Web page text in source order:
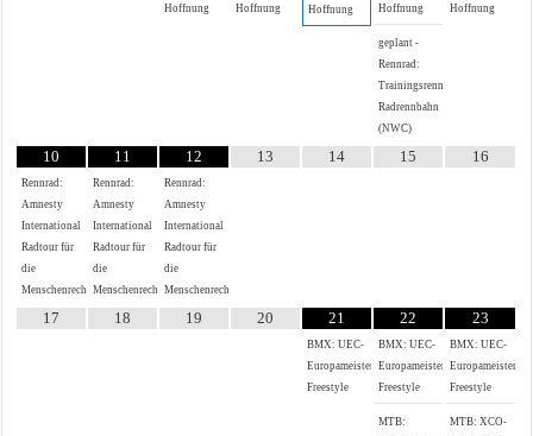
Hoffnung
Hoffnung
Hoffnung
Hoffnung
geplant -
Rennrad:
Trainingsrennen
Radrennbahn
(NWC)
Hoffnung
10
Rennrad:
Amnesty
International
Radtour für
die
Menschenrechte
11
Rennrad:
Amnesty
International
Radtour für
die
Menschenrechte
12
Rennrad:
Amnesty
International
Radtour für
die
Menschenrechte
13 14 15 16
17 18 19 20 21
BMX: UEC-
Europameisterschaft
Freestyle
22
BMX: UEC-
Europameisterschaft
Freestyle
MTB:
23
BMX: UEC-
Freestyle
MTB: XCO-